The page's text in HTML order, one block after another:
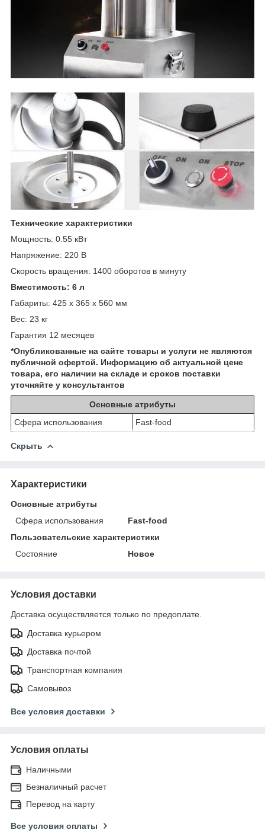
Технические характеристики
Мощность: 0.55 кВт
Напряжение: 220 В
Скорость вращения: 1400 оборотов в минуту
Вместимость: 6 л
Габариты: 425 х 365 х 560 мм
Вес: 23 кг
Гарантия 12 месяцев
*Опубликованные на сайте товары и услуги не являются
публичной офертой. Информацию об актуальной цене
товара, его наличии на складе и сроков поставки
уточняйте у консультантов
Основные атрибуты
Сфера использования
Fast-food
Скрыть
Характеристики
Основные атрибуты
Сфера использования
Fast-food
Пользовательские характеристики
Состояние
Новое
Условия доставки
Доставка осуществляется только по предоплате.
Доставка курьером
Доставка почтой
Транспортная компания
Самовывоз
Все условия доставки
Условия оплаты
Наличными
Безналичный расчет
Перевод на карту
Все условия оплаты